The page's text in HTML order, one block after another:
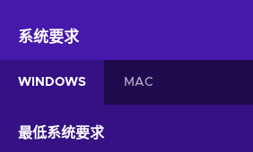
系统要求
WINDOWS MAC
最低系统要求